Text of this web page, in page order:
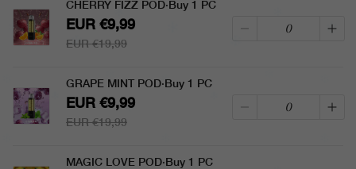
CHERRY FIZZ POD·Buy 1 PC
EUR €9,99
EUR €19,99
GRAPE MINT POD·Buy 1 PC
EUR €9,99
EUR €19,99
MAGIC LOVE POD·Buy 1 PC